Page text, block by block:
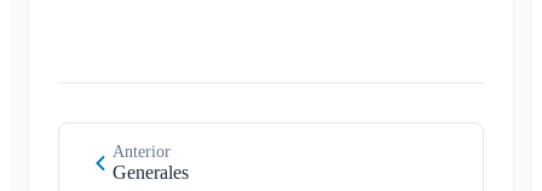
Anterior
Generales